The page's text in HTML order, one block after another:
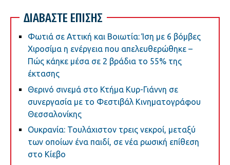
ΔΙΑΒΑΣΤΕ ΕΠΙΣΗΣ
Φωτιά σε Αττική και Βοιωτία: Ίση με 6 βόμβες
Χιροσίμα η ενέργεια που απελευθερώθηκε –
Πώς κάηκε μέσα σε 2 βράδια το 55% της
έκτασης
Θερινό σινεμά στο Κτήμα Κυρ-Γιάννη σε
συνεργασία με το Φεστιβάλ Κινηματογράφου
Θεσσαλονίκης
Ουκρανία: Τουλάχιστον τρεις νεκροί, μεταξύ
των οποίων ένα παιδί, σε νέα ρωσική επίθεση
στο Κίεβο